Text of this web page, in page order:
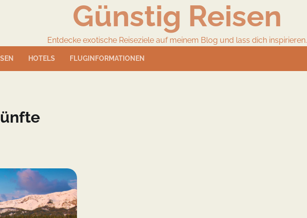
Günstig Reisen
Entdecke exotische Reiseziele auf meinem Blog und lass dich inspirieren.
HOTELS FLUGINFORMATIONEN